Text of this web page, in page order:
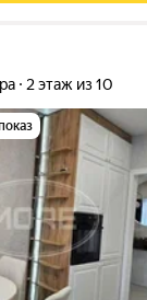
2 этаж из 10